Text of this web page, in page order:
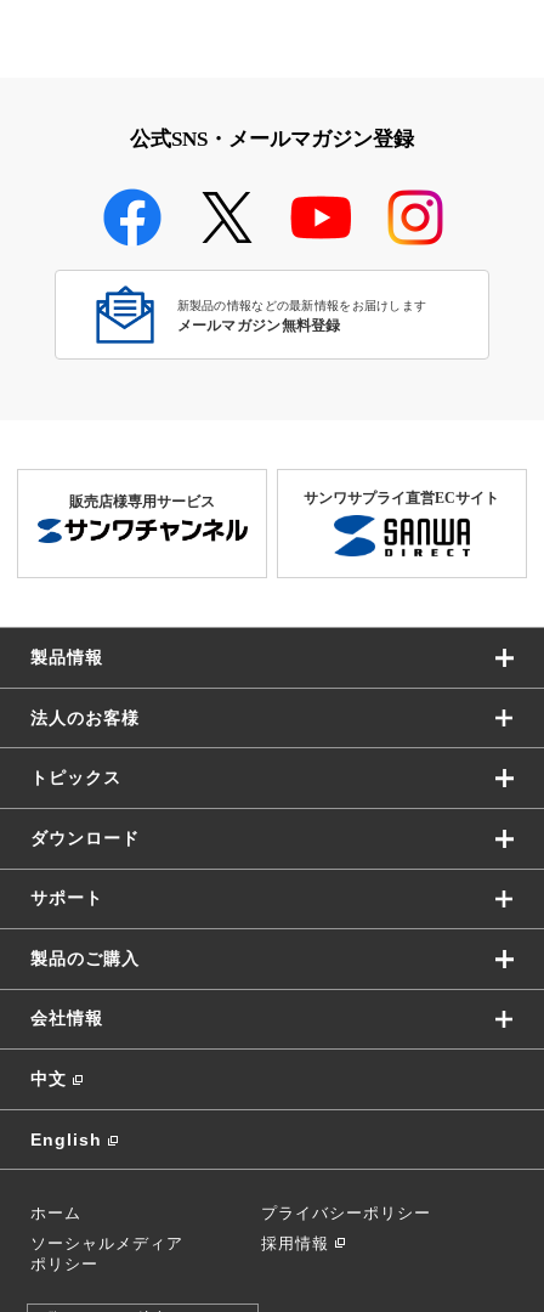
公式SNS・メールマガジン登録
新製品の情報などの最新情報をお届けします
メールマガジン無料登録
販売店様専用サービス サンワサプライ直営ECサイト
製品情報
法人のお客様
トピックス
ダウンロード
サポート
製品のご購入
会社情報
中文
English
ホーム
プライバシーポリシー
ソーシャルメディア
ポリシー
採用情報